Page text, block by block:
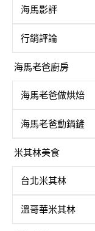
海馬影評
行銷評論
海馬老爸廚房
海馬老爸做烘焙
海馬老爸動鍋鏟
米其林美食
台北米其林
溫哥華米其林